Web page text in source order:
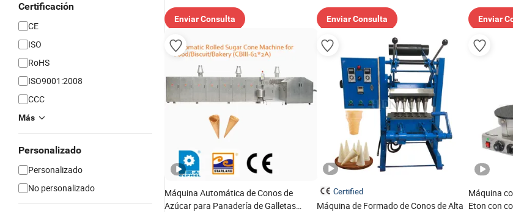
Certificación
CE
ISO
RoHS
ISO9001:2008
CCC
Más
Personalizado
Personalizado
No personalizado
Enviar Consulta Enviar Consulta Enviar
Máquina Automática de Conos de
Azúcar para Panadería de Galletas
Certified
Máquina de Formado de Conos de Alta
Máquina
Eton con